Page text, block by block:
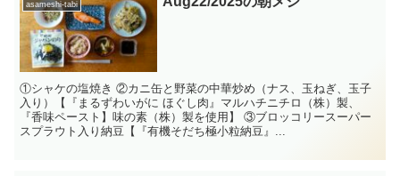
asameshi-tabi
①シャケの塩焼き ②カニ缶と野菜の中華炒め（ナス、玉ねぎ、玉子
入り）【『まるずわいがに ほぐし肉』マルハチニチロ（株）製、
『香味ペースト】味の素（株）製を使用】 ③ブロッコリースーパー
スプラウト入り納豆【『有機そだち極小粒納豆』...